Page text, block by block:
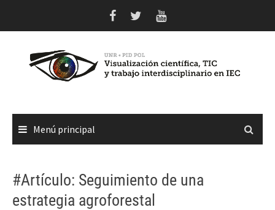
Menú principal
#Artículo: Seguimiento de una
estrategia agroforestal